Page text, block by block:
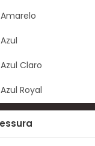
Amarelo
Azul
Azul Claro
Azul Royal
Bege
Bege Claro